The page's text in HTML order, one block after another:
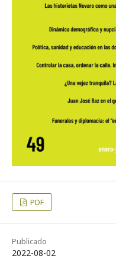
PDF
Publicado
2022-08-02